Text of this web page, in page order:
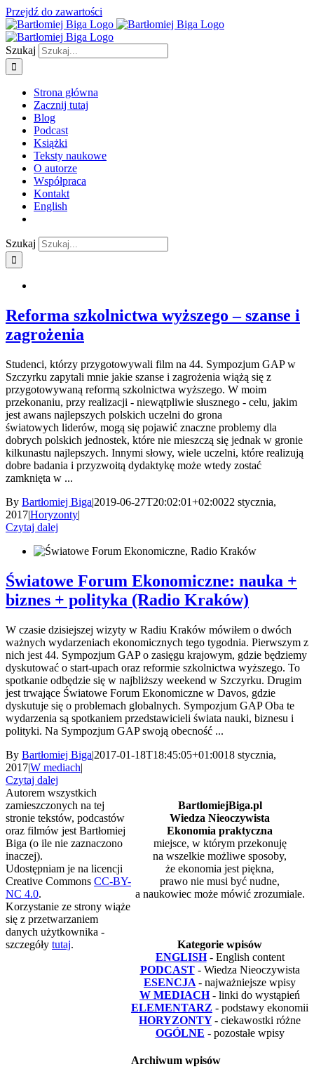
Przejdź do zawartości
Szukaj
Strona główna
Zacznij tutaj
Blog
Podcast
Książki
Teksty naukowe
O autorze
Współpraca
Kontakt
English
Szukaj
Reforma szkolnictwa wyższego – szanse i
zagrożenia
Studenci, którzy przygotowywali film na 44. Sympozjum GAP w
Szczyrku zapytali mnie jakie szanse i zagrożenia wiążą się z
przygotowywaną reformą szkolnictwa wyższego. W moim
przekonaniu, przy realizacji - niewątpliwie słusznego - celu, jakim
jest awans najlepszych polskich uczelni do grona
światowych liderów, mogą się pojawić znaczne problemy dla
dobrych polskich jednostek, które nie mieszczą się jednak w gronie
kilkunastu najlepszych. Innymi słowy, wiele uczelni, które realizują
dobre badania i przyzwoitą dydaktykę może wtedy zostać
zamknięta w ...
By Bartłomiej Biga|2019-06-27T20:02:01+02:0022 stycznia,
2017|Horyzonty|
Czytaj dalej
Światowe Forum Ekonomiczne: nauka +
biznes + polityka (Radio Kraków)
W czasie dzisiejszej wizyty w Radiu Kraków mówiłem o dwóch
ważnych wydarzeniach ekonomicznych tego tygodnia. Pierwszym z
nich jest 44. Sympozjum GAP o zasięgu krajowym, gdzie będziemy
dyskutować o start-upach oraz reformie szkolnictwa wyższego. To
spotkanie odbędzie się w najbliższy weekend w Szczyrku. Drugim
jest trwające Światowe Forum Ekonomiczne w Davos, gdzie
dyskutuje się o problemach globalnych. Sympozjum GAP Oba te
wydarzenia są spotkaniem przedstawicieli świata nauki, biznesu i
polityki. Na Sympozjum GAP swoją obecność ...
By Bartłomiej Biga|2017-01-18T18:45:05+01:0018 stycznia,
2017|W mediach|
Czytaj dalej
BartlomiejBiga.pl
Wiedza Nieoczywista
Ekonomia praktyczna
miejsce, w którym przekonuję
na wszelkie możliwe sposoby,
że ekonomia jest piękna,
prawo nie musi być nudne,
a naukowiec może mówić zrozumiale.
Kategorie wpisów
ENGLISH - English content
PODCAST - Wiedza Nieoczywista
ESENCJA - najważniejsze wpisy
W MEDIACH - linki do wystąpień
ELEMENTARZ - podstawy ekonomii
HORYZONTY - ciekawostki różne
OGÓLNE - pozostałe wpisy
Archiwum wpisów
Autorem wszystkich
zamieszczonych na tej
stronie tekstów, podcastów
oraz filmów jest Bartłomiej
Biga (o ile nie zaznaczono
inaczej).
Udostępniam je na licencji
Creative Commons CC-BY-
NC 4.0.
Korzystanie ze strony wiąże
się z przetwarzaniem
danych użytkownika -
szczegóły tutaj.